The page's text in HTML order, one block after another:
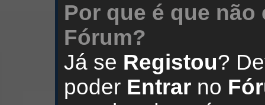
Por que é que
Fórum?
Já se Registou?
poder Entrar no